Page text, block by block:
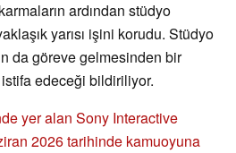
ardından stüdyo
yarısı işini korudu. Stüdyo
da göreve gelmesinden bir
edeceği bildiriliyor.
yer alan Sony Interactive
2026 tarihinde kamuoyuna